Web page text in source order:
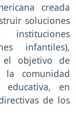
creada
soluciones
instituciones
infantiles),
el objetivo de
la comunidad
en
de los